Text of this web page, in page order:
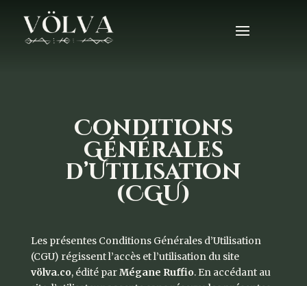
Conditions
Générales
d’Utilisation
(CGU)
Les présentes Conditions Générales d’Utilisation
(CGU) régissent l’accès et l’utilisation du site
völva.co, édité parMégane Ruffio. En accédant au